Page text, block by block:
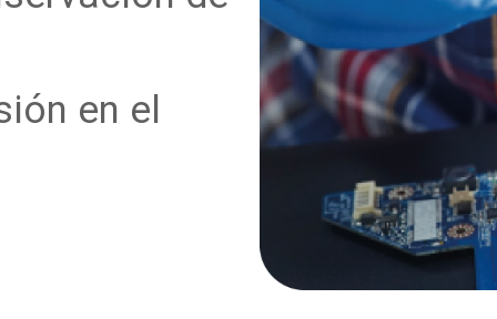
en el